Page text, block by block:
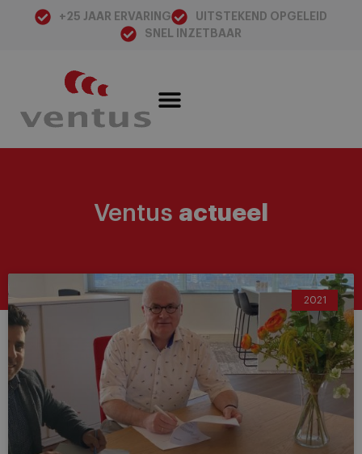
+25 JAAR ERVARING
UITSTEKEND OPGELEID
SNEL INZETBAAR
Ventus actueel
2021